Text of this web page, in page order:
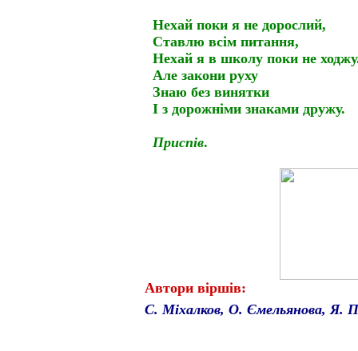
Нехай поки я не дорослий,
Ставлю всім питання,
Нехай я в школу поки не
Але закони руху
Знаю без винятки
І з дорожніми знаками дружу.
Приспів.
Автори віршів:
С. Міхалков, О. Ємельянова, Я.